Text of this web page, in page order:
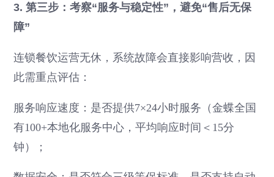
3. 第三步：考察“服务与稳定性”，避免“售后无保
障”
连锁餐饮运营无休，系统故障会直接影响营收，因
此需重点评估：
服务响应速度：是否提供7×24小时服务（金蝶全国
有100+本地化服务中心，平均响应时间＜15分
钟）；